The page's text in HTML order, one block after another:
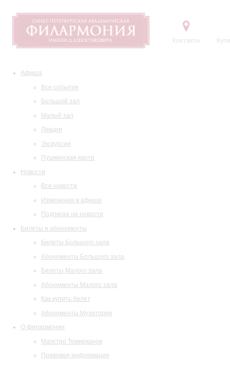
Контакты
Афиша
Все события
Большой зал
Малый зал
Лекции
Экскурсии
Пушкинская карта
Новости
Все новости
Изменения в афише
Подписка на новости
Билеты и абонементы
Билеты Большого зала
Абонементы Большого зала
Билеты Малого зала
Абонементы Малого зала
Как купить билет
Абонементы Музитория
О филармонии
Маэстро Темирканов
Правовая информация